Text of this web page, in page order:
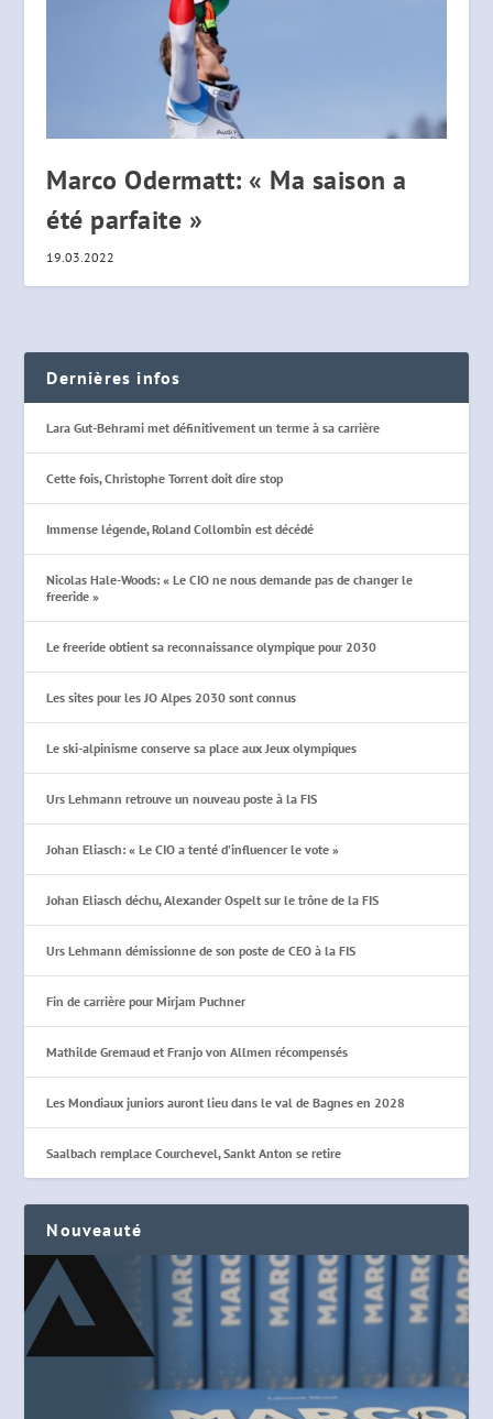
Marco Odermatt: « Ma saison a
été parfaite »
19.03.2022
Dernières infos
Lara Gut-Behrami met définitivement un terme à sa carrière
Cette fois, Christophe Torrent doit dire stop
Immense légende, Roland Collombin est décédé
Nicolas Hale-Woods: « Le CIO ne nous demande pas de changer le
freeride »
Le freeride obtient sa reconnaissance olympique pour 2030
Les sites pour les JO Alpes 2030 sont connus
Le ski-alpinisme conserve sa place aux Jeux olympiques
Urs Lehmann retrouve un nouveau poste à la FIS
Johan Eliasch: « Le CIO a tenté d’influencer le vote »
Johan Eliasch déchu, Alexander Ospelt sur le trône de la FIS
Urs Lehmann démissionne de son poste de CEO à la FIS
Fin de carrière pour Mirjam Puchner
Mathilde Gremaud et Franjo von Allmen récompensés
Les Mondiaux juniors auront lieu dans le val de Bagnes en 2028
Saalbach remplace Courchevel, Sankt Anton se retire
Nouveauté